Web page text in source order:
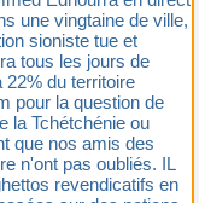
une vingtaine de ville,
sioniste tue et
tous les jours de
22% du territoire
pour la question de
la Tchétchénie ou
que nos amis des
n'ont pas oubliés. IL
revendicatifs en